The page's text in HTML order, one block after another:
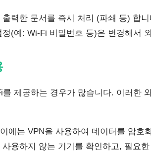
출력한 문서를 즉시 처리 (파쇄 등) 합니
정(예: Wi-Fi 비밀번호 등)은 변경해서
제공하는 경우가 많습니다. 이러한
에는 VPN을 사용하여 데이터를 암호
사용하지 않는 기기를 확인하고, 필요